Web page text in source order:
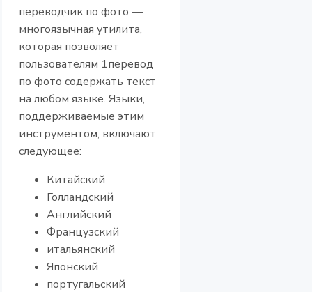
переводчик по фото —
многоязычная утилита,
которая позволяет
пользователям 1перевод
по фото содержать текст
на любом языке. Языки,
поддерживаемые этим
инструментом, включают
следующее:
Китайский
Голландский
Английский
Французский
итальянский
Японский
португальский